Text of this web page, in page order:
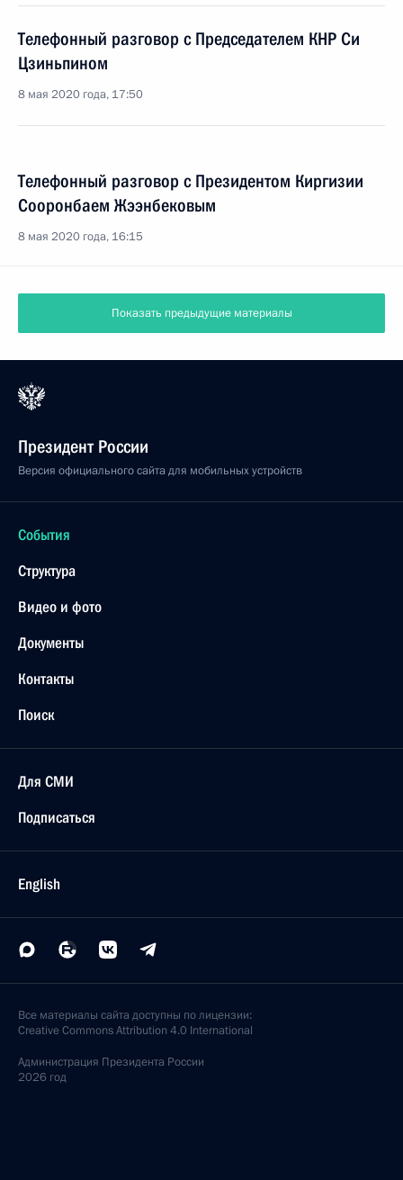
Телефонный разговор с Председателем КНР Си
Цзиньпином
8 мая 2020 года, 17:50
Телефонный разговор с Президентом Киргизии
Сооронбаем Жээнбековым
8 мая 2020 года, 16:15
Показать предыдущие материалы
Президент России
Версия официального сайта для мобильных устройств
События
Структура
Видео и фото
Документы
Контакты
Поиск
Для СМИ
Подписаться
English
Все материалы сайта доступны по лицензии:
Creative Commons Attribution 4.0 International
Администрация Президента России
2026 год